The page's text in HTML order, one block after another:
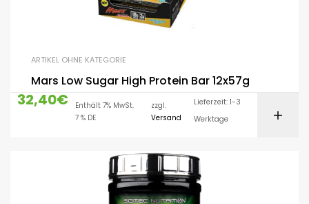
ARTIKEL OHNE KATEGORIE
Mars Low Sugar High Protein Bar 12x57g
32,40€
Enthält 7% MwSt.
7 % DE
zzgl.
Versand
Lieferzeit: 1-3
Werktage